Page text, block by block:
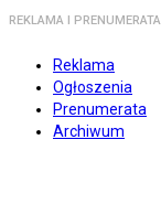
REKLAMA I PRENUMERATA
Reklama
Ogłoszenia
Prenumerata
Archiwum